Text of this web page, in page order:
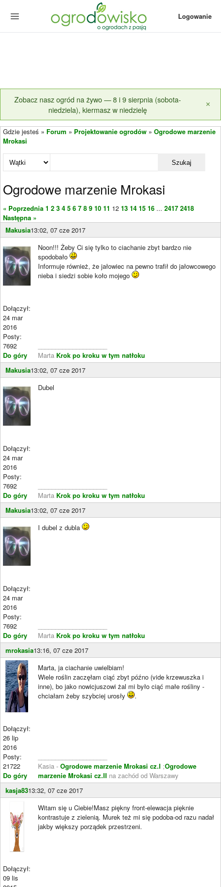
Logowanie
Zobacz nasz ogród na żywo — 8 i 9 sierpnia (sobota-
niedziela), kiermasz w niedzielę
×
Gdzie jesteś » Forum » Projektowanie ogrodów » Ogrodowe marzenie
Mrokasi
Szukaj
Ogrodowe marzenie Mrokasi
« Poprzednia 1 2 3 4 5 6 7 8 9 10 11 12 13 14 15 16 ... 2417 2418
Następna »
Makusia13:02, 07 cze 2017
Dołączył:
24 mar
2016
Posty:
7692
Do góry
Noon!!! Żeby Ci się tylko to ciachanie zbyt bardzo nie
spodobało
Informuje również, że jałowiec na pewno trafił do jałowcowego
nieba i siedzi sobie koło mojego
Marta Krok po kroku w tym natłoku
Makusia13:02, 07 cze 2017
Dołączył:
24 mar
2016
Posty:
7692
Do góry
Dubel
Marta Krok po kroku w tym natłoku
Makusia13:02, 07 cze 2017
Dołączył:
24 mar
2016
Posty:
7692
Do góry
I dubel z dubla
Marta Krok po kroku w tym natłoku
mrokasia13:16, 07 cze 2017
Dołączył:
26 lip
2016
Posty:
21722
Do góry
Marta, ja ciachanie uwielbiam!
Wiele roślin zaczęłam ciąć zbyt późno (vide krzewuszka i
inne), bo jako nowicjuszowi żal mi było ciąć małe rośliny -
chciałam żeby szybciej urosły
.
Kasia - Ogrodowe marzenie Mrokasi cz.I ;Ogrodowe
marzenie Mrokasi cz.II na zachód od Warszawy
kasja8313:32, 07 cze 2017
Dołączył:
09 lis
Witam się u Ciebie!Masz piękny front-elewacja pięknie
kontrastuje z zielenią. Murek też mi się podoba-od razu nadał
jakby większy porządek przestrzeni.